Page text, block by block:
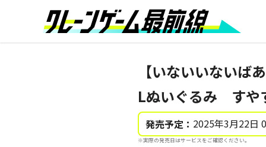
【いないいない
Lぬいぐるみ すや
発売予定： 2025年3月22日
※実際の発売日はサービスをご確認ください。